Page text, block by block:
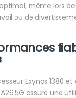
même lors
ou de
Exynos 1380 et
A26 5G assure une